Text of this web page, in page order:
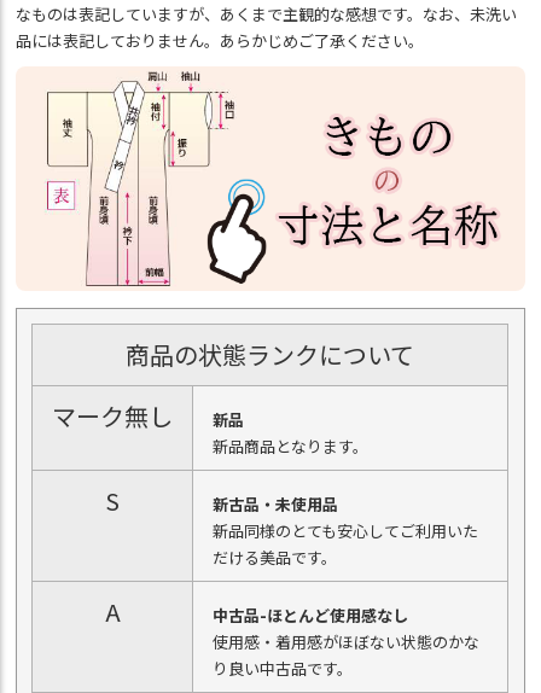
なものは表記していますが、あくまで主観的な感想です。なお、未洗い
品には表記しておりません。あらかじめご了承ください。
商品の状態ランクについて
マーク無し
新品
新品商品となります。
S
新古品・未使用品
新品同様のとても安心してご利用いた
だける美品です。
A
中古品-ほとんど使用感なし
使用感・着用感がほぼない状態のかな
り良い中古品です。